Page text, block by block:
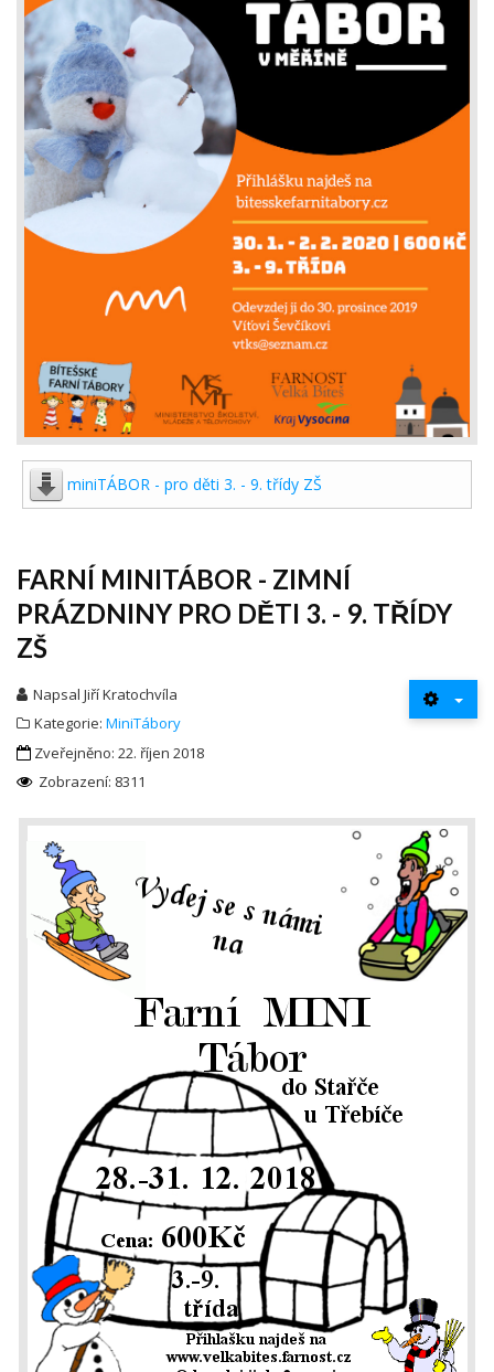
miniTÁBOR - pro děti 3. - 9. třídy ZŠ
FARNÍ MINITÁBOR - ZIMNÍ
PRÁZDNINY PRO DĚTI 3. - 9. TŘÍDY
ZŠ
NapsalJiří Kratochvíla
Kategorie: MiniTábory
Zveřejněno: 22. říjen 2018
Zobrazení: 8311